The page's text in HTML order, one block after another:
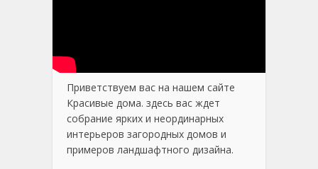
Приветствуем вас на нашем сайте
Красивые дома. здесь вас ждет
собрание ярких и неординарных
интерьеров загородных домов и
примеров ландшафтного дизайна.